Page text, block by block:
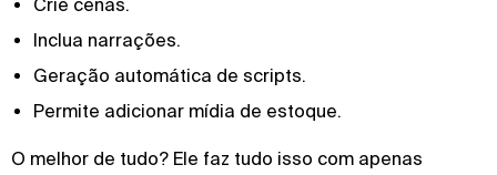
Crie cenas.
Inclua narrações.
Geração automática de scripts.
Permite adicionar mídia de estoque.
O melhor de tudo? Ele faz tudo isso com apenas